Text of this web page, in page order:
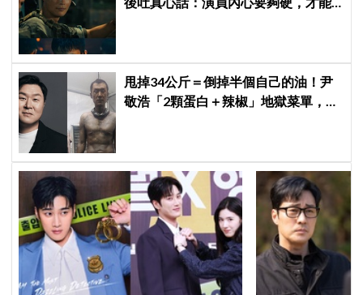
甩掉34公斤＝倒掉半個自己的油！尹
敬浩「2顆蛋白＋辣椒」地獄菜單，你